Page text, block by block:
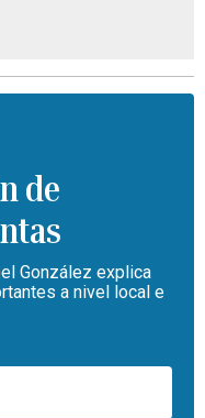
de
González explica
a nivel local e